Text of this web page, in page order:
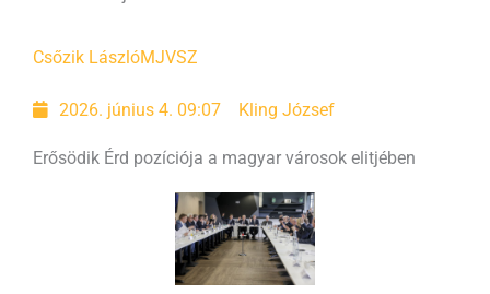
Csőzik LászlóMJVSZ
2026. június 4. 09:07 Kling József
Erősödik Érd pozíciója a magyar városok elitjében